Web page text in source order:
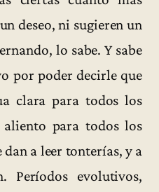
deseo, ni sugieren un
lo sabe. Y sabe
por poder decirle que
clara para todos los
para todos los
a leer tonterías, y a
Períodos evolutivos,